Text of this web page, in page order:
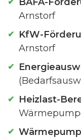
Arnstorf
KfW-
Arnstorf
Heizlast-